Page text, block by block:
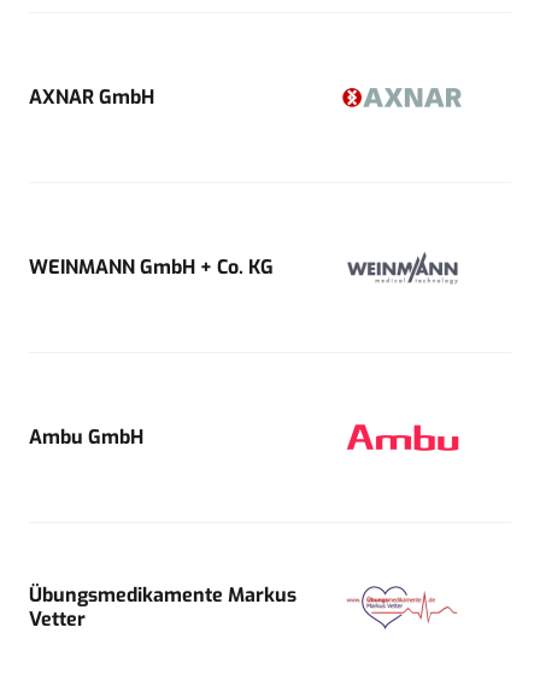
AXNAR GmbH
WEINMANN GmbH + Co. KG
Ambu GmbH
Übungsmedikamente Markus
Vetter